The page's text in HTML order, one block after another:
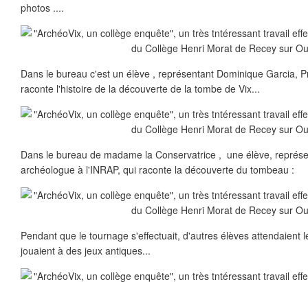
photos ....
Dans le bureau c'est un élève , représentant Dominique Garcia,
raconte l'histoire de la découverte de la tombe de Vix...
Dans le bureau de madame la Conservatrice , une élève,
archéologue à l'INRAP, qui raconte la découverte du tombeau :
Pendant que le tournage s'effectuait, d'autres élèves attendaient
jouaient à des jeux antiques...